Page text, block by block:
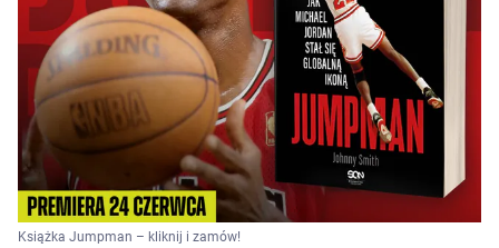
Książka Jumpman – kliknij i zamów!